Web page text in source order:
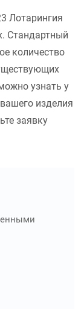
Лотарингия
Стандартный
количество
узнать у
изделия
заявку